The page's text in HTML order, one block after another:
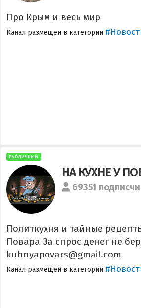
Про Крым и весь мир
Канал размещен в категории
публичный
НА КУХНЕ У
69351
Политкухня и тайные
Повара За спрос денег не
kuhnyapovars@gmail.com
Канал размещен в категории